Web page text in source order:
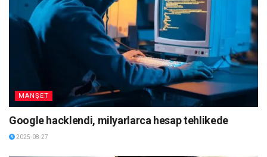
MANŞET
Google hacklendi, milyarlarca hesap tehlikede
2025-08-27